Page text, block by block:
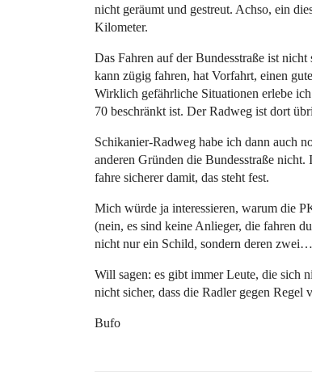
nicht geräumt und gestreut. Achso, ein
Kilometer.
Das Fahren auf der Bundesstraße ist
kann zügig fahren, hat Vorfahrt, einen
Wirklich gefährliche Situationen erlebe
70 beschränkt ist. Der Radweg ist dort
Schikanier-Radweg habe ich dann auch
anderen Gründen die Bundesstraße
fahre sicherer damit, das steht fest.
Mich würde ja interessieren, warum die
(nein, es sind keine Anlieger, die fahren
nicht nur ein Schild, sondern deren zwei…
Will sagen: es gibt immer Leute, die sich
nicht sicher, dass die Radler gegen Regel
Bufo